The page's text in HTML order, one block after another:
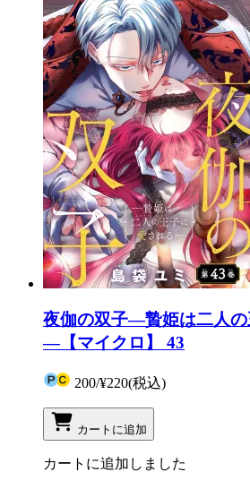
夜伽の双子―贄姫は二人の
―【マイクロ】 43
200/¥220(税込)
カートに追加
カートに追加しました